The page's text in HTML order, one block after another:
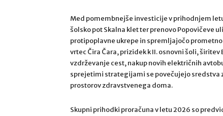
Med pomembnejše investicije v prihodnjem
šolsko pot Skalna klet ter prenovo Popovičeve
protipoplavne ukrepe in spremljajočo
vrtec Čira Čara, prizidek k II. osnovni šoli,
vzdrževanje cest, nakup novih električnih
sprejetimi strategijami se povečujejo sredstva
prostorov zdravstvenega doma.
Skupni prihodki proračuna v letu 2026 so